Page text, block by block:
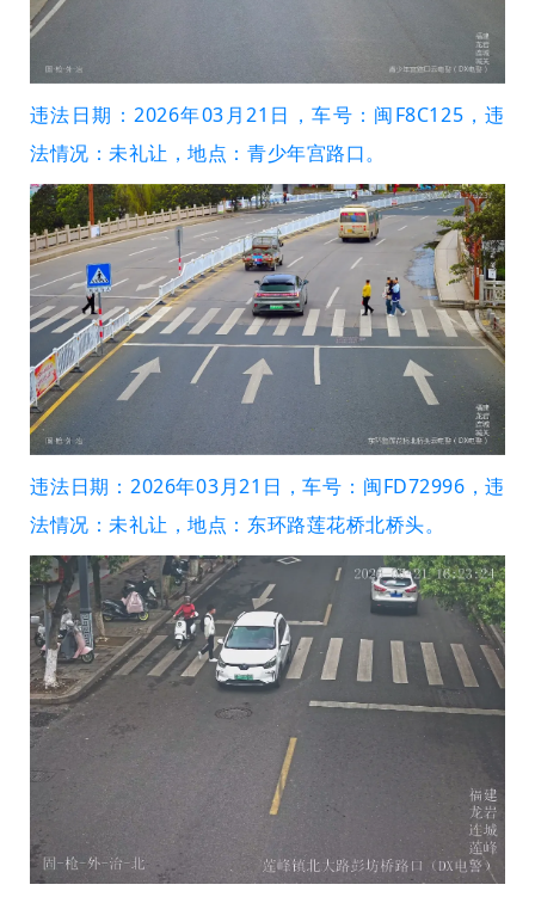
违法日期：2026年03月21日，车号：闽F8C125，违
法情况：未礼让，地点：青少年宫路口。
违法日期：2026年03月21日，车号：闽FD72996，违
法情况：未礼让，地点：东环路莲花桥北桥头。